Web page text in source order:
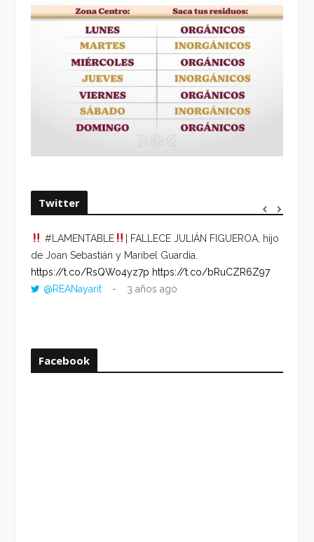
Twitter
#LAMENTABLE
| FALLECE JULIÁN FIGUEROA, hijo
de Joan Sebastián y Maribel Guardia.
https://t.co/RsQWo4yz7p https://t.co/bRuCZR6Z97
@REANayarit
3 años ago
Facebook